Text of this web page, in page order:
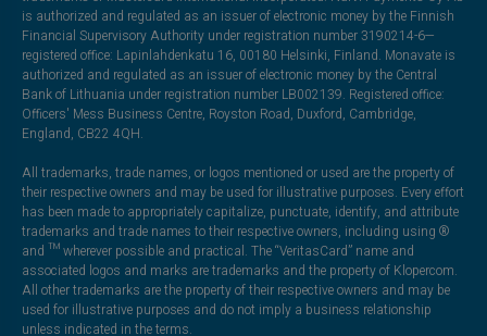
is authorized and regulated as an issuer of electronic money by the Finnish
Financial Supervisory Authority under registration number 3190214-6—
registered office: Lapinlahdenkatu 16, 00180 Helsinki, Finland. Monavate is
authorized and regulated as an issuer of electronic money by the Central
Bank of Lithuania under registration number LB002139. Registered office:
Officers' Mess Business Centre, Royston Road, Duxford, Cambridge,
England, CB22 4QH.
All trademarks, trade names, or logos mentioned or used are the property of
their respective owners and may be used for illustrative purposes. Every effort
has been made to appropriately capitalize, punctuate, identify, and attribute
trademarks and trade names to their respective owners, including using ®
and ™ wherever possible and practical. The “VeritasCard” name and
associated logos and marks are trademarks and the property of Klopercom.
All other trademarks are the property of their respective owners and may be
used for illustrative purposes and do not imply a business relationship
unless indicated in the terms.